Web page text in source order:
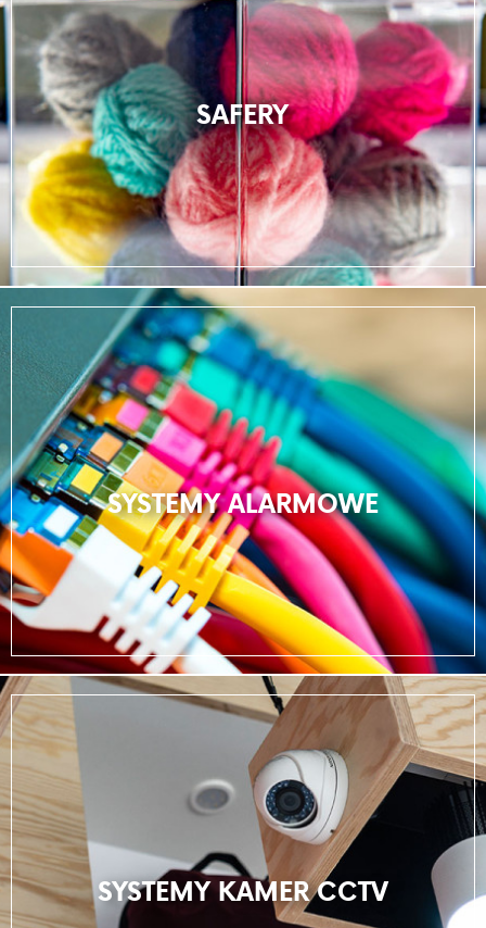
SAFERY
SYSTEMY ALARMOWE
SYSTEMY KAMER CCTV